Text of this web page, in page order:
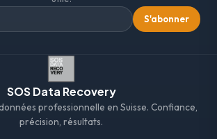
S'abonner
SOS Data Recovery
professionnelle en Suisse. Confiance,
précision, résultats.